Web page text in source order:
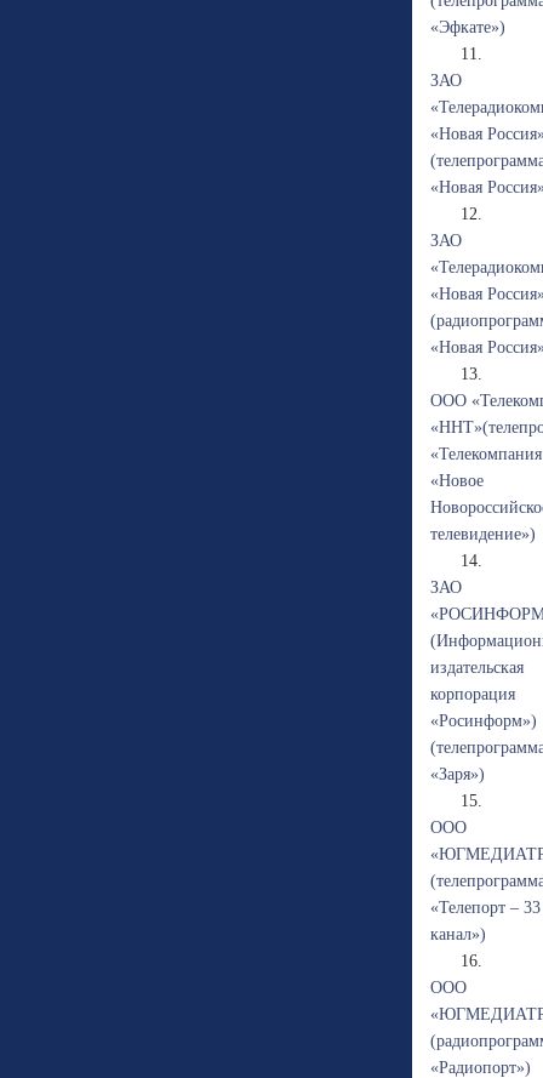
«Эфкате»)
11.
ЗАО
«Новая
«Новая
12.
ЗАО
«Новая
«Новая
13.
ООО
«Телекомпания
«Новое
телевидение»)
14.
ЗАО
издательская
корпорация
«Росинформ»)
«Заря»)
15.
ООО
«Телепорт – 33
канал»)
16.
ООО
«Радиопорт»)